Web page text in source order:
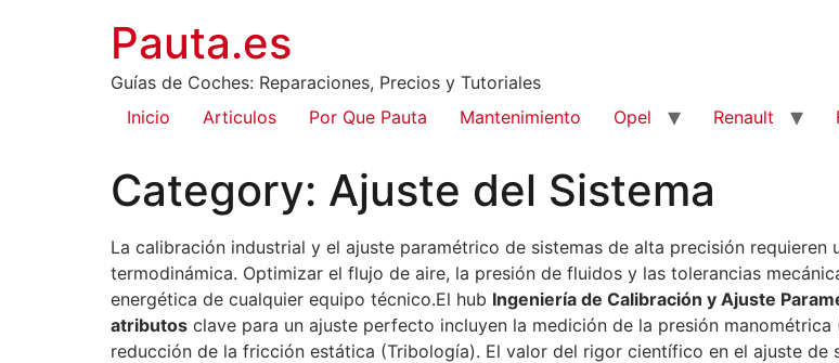
Pauta.es
Guías de Coches: Reparaciones, Precios y Tutoriales
Inicio
Articulos Por Que Pauta Mantenimiento Opel Renault
Category: Ajuste del Sistema
La calibración industrial y el ajuste paramétrico de sistemas de alta precisión
termodinámica. Optimizar el flujo de aire, la presión de fluidos y las tolerancias
energética de cualquier equipo técnico.El hub Ingeniería de Calibración y Ajuste
atributos clave para un ajuste perfecto incluyen la medición de la presión
reducción de la fricción estática (Tribología). El valor del rigor científico en el ajuste